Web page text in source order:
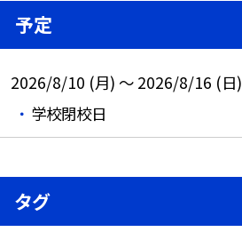
予定
2026/8/10 (月) ～ 2026/8/16 (日)
学校閉校日
タグ